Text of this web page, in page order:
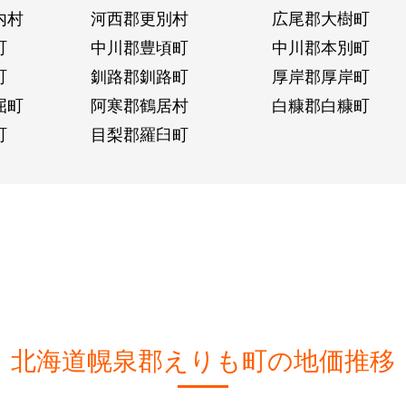
村 河西郡更別村
広尾郡大樹町
中川郡豊頃町
中川郡本別町
釧路郡釧路町
厚岸郡厚岸町
町
阿寒郡鶴居村
白糠郡白糠町
目梨郡羅臼町
北海道幌泉郡えりも町の地価推移